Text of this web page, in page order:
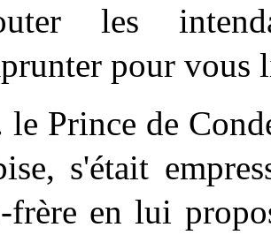
les
pour vous
le Prince de
s'était
frère en lui